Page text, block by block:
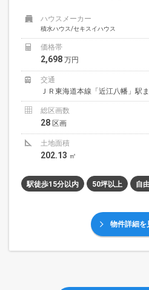
ハウスメーカー
積水ハウス/セキスイハウス
価格帯
2,698 万円
交通
ＪＲ東海道本線「近江八幡」駅
総区画数
28 区画
土地面積
202.13 ㎡
駅徒歩15分以内 50坪以上 自
物件詳細を